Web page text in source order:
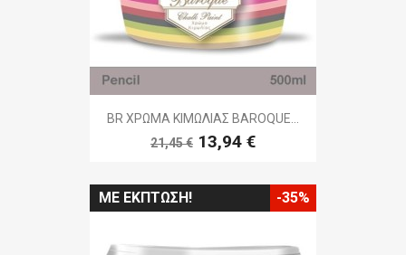
BR ΧΡΩΜΑ ΚΙΜΩΛΙΑΣ BAROQUE...
21,45 € 13,94 €
ΜΕ ΈΚΠΤΩΣΗ! -35%